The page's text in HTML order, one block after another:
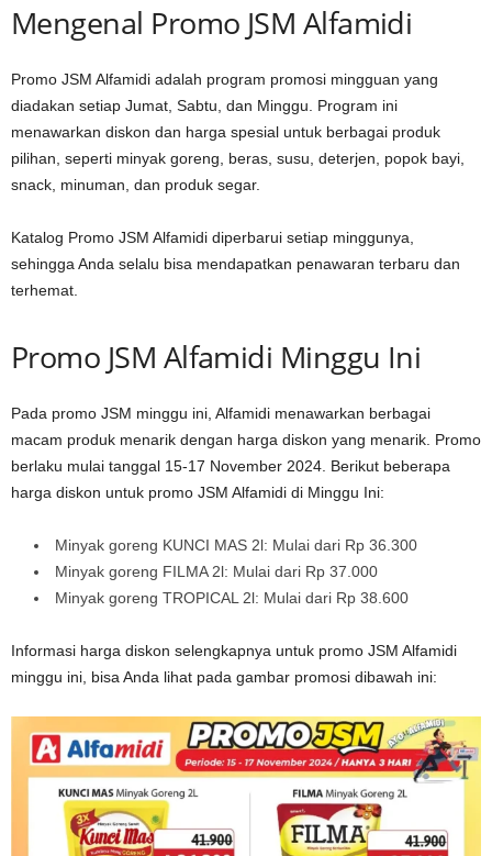
Mengenal Promo JSM Alfamidi
Promo JSM Alfamidi adalah program promosi mingguan yang
diadakan setiap Jumat, Sabtu, dan Minggu. Program ini
menawarkan diskon dan harga spesial untuk berbagai produk
pilihan, seperti minyak goreng, beras, susu, deterjen, popok bayi,
snack, minuman, dan produk segar.
Katalog Promo JSM Alfamidi diperbarui setiap minggunya,
sehingga Anda selalu bisa mendapatkan penawaran terbaru dan
terhemat.
Promo JSM Alfamidi Minggu Ini
Pada promo JSM minggu ini, Alfamidi menawarkan berbagai
macam produk menarik dengan harga diskon yang menarik. Promo
berlaku mulai tanggal 15-17 November 2024. Berikut beberapa
harga diskon untuk promo JSM Alfamidi di Minggu Ini:
Minyak goreng KUNCI MAS 2l: Mulai dari Rp 36.300
Minyak goreng FILMA 2l: Mulai dari Rp 37.000
Minyak goreng TROPICAL 2l: Mulai dari Rp 38.600
Informasi harga diskon selengkapnya untuk promo JSM Alfamidi
minggu ini, bisa Anda lihat pada gambar promosi dibawah ini: